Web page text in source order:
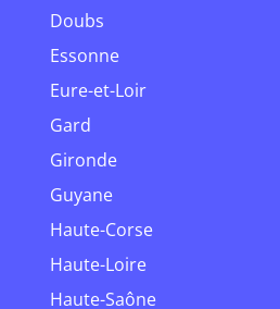
Doubs
Essonne
Eure-et-Loir
Gard
Gironde
Guyane
Haute-Corse
Haute-Loire
Haute-Saône